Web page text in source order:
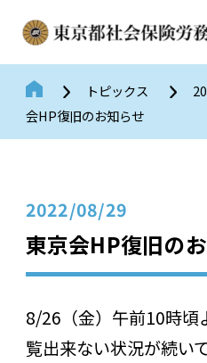
トピックス
会HP復旧のお知らせ
2022/08/29
東京会HP復旧の
8/26（金）午前10時頃
覧出来ない状況が続い